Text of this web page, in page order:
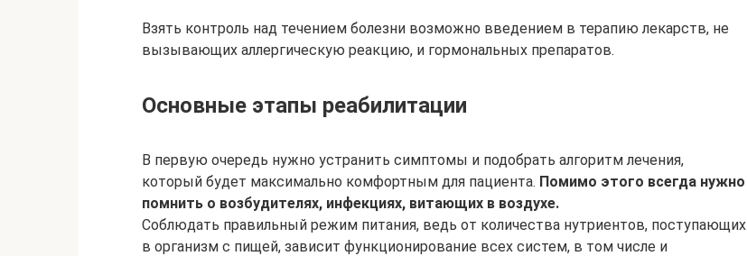
Взять контроль над течением болезни возможно введением в терапию лекарств, не
вызывающих аллергическую реакцию, и гормональных препаратов.
Основные этапы реабилитации
В первую очередь нужно устранить симптомы и подобрать алгоритм лечения,
который будет максимально комфортным для пациента. Помимо этого всегда нужно
помнить о возбудителях, инфекциях, витающих в воздухе.
Соблюдать правильный режим питания, ведь от количества нутриентов, поступающих
в организм с пищей, зависит функционирование всех систем, в том числе и